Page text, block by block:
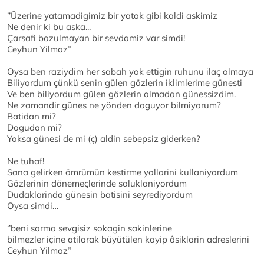
’’Üzerine yatamadigimiz bir yatak gibi kaldi askimiz
Ne denir ki bu aska...
Çarsafi bozulmayan bir sevdamiz var simdi!
Ceyhun Yilmaz’’
Oysa ben raziydim her sabah yok ettigin ruhunu ilaç olmaya
Biliyordum çünkü senin gülen gözlerin iklimlerime günesti
Ve ben biliyordum gülen gözlerin olmadan günessizdim.
Ne zamandir günes ne yönden doguyor bilmiyorum?
Batidan mi?
Dogudan mi?
Yoksa günesi de mi (ç) aldin sebepsiz giderken?
Ne tuhaf!
Sana gelirken ömrümün kestirme yollarini kullaniyordum
Gözlerinin dönemeçlerinde soluklaniyordum
Dudaklarinda günesin batisini seyrediyordum
Oysa simdi…
‘’beni sorma sevgisiz sokagin sakinlerine
bilmezler içine atilarak büyütülen kayip âsiklarin adreslerini
Ceyhun Yilmaz’’